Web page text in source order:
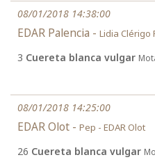
08/01/2018 14:38:00
EDAR Palencia - Lidia Clérigo
3 Cuereta blanca vulgar
08/01/2018 14:25:00
EDAR Olot - Pep - EDAR Olot
26 Cuereta blanca vulgar